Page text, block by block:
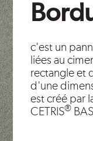
c'est un
liées au
rectangle et
d'une
est créé par
CETRIS®